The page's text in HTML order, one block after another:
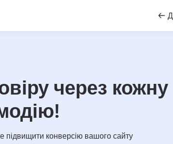
через кожну
підвищити конверсію вашого сайту